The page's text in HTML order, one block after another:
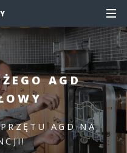
AGD
AGD NA